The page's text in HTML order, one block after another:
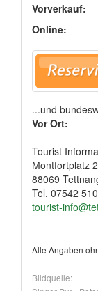
Vorverkauf:
Online:
...und
Vor Ort:
Tourist
Montfortplatz 2
88069
Tel. 07542
tourist-
Alle Angaben
Bildquelle: